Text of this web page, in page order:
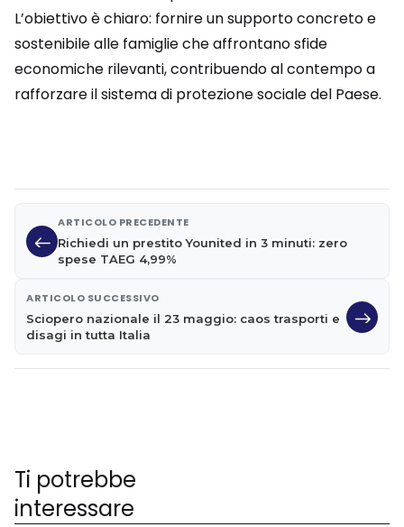
L’obiettivo è chiaro: fornire un supporto concreto e
sostenibile alle famiglie che affrontano sfide
economiche rilevanti, contribuendo al contempo a
rafforzare il sistema di protezione sociale del Paese.
ARTICOLO PRECEDENTE
Richiedi un prestito Younited in 3 minuti: zero
spese TAEG 4,99%
ARTICOLO SUCCESSIVO
Sciopero nazionale il 23 maggio: caos trasporti e
disagi in tutta Italia
Ti potrebbe
interessare